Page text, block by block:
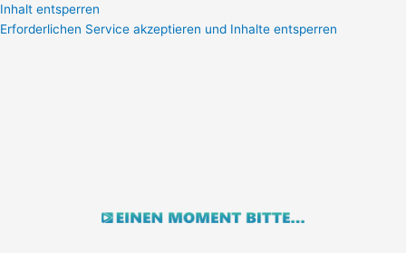
Inhalt entsperren
Erforderlichen Service akzeptieren und Inhalte entsperren